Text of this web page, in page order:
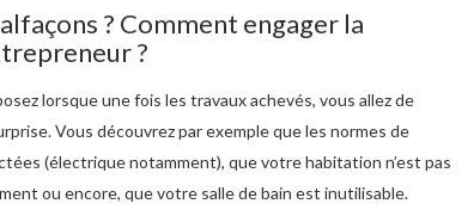
? Comment engager la
?
lorsque une fois les travaux achevés, vous allez de
Vous découvrez par exemple que les normes de
(électrique notamment), que votre habitation n’est pas
ou encore, que votre salle de bain est inutilisable.